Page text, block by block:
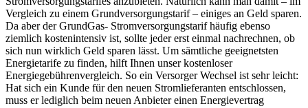
Vergleich zu einem Grundversorgungstarif – einiges an Geld sparen.
Da aber der GrundGas- Stromversorgungstarif häufig ebenso
ziemlich kostenintensiv ist, sollte jeder erst einmal nachrechnen, ob
sich nun wirklich Geld sparen lässt. Um sämtliche geeignetsten
Energietarife zu finden, hilft Ihnen unser kostenloser
Energiegebührenvergleich. So ein Versorger Wechsel ist sehr leicht:
Hat sich ein Kunde für den neuen Stromlieferanten entschlossen,
muss er lediglich beim neuen Anbieter einen Energievertrag